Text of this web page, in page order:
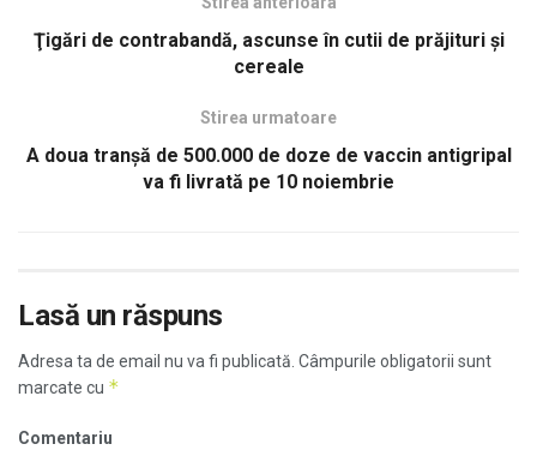
Ţigări de contrabandă, ascunse în cutii de prăjituri şi
cereale
Stirea urmatoare
A doua tranşă de 500.000 de doze de vaccin antigripal
va fi livrată pe 10 noiembrie
Lasă un răspuns
Adresa ta de email nu va fi publicată. Câmpurile obligatorii sunt
marcate cu *
Comentariu